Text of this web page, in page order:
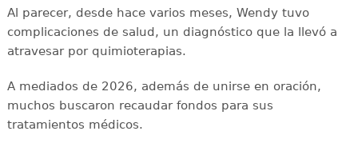
Al parecer, desde hace varios meses, Wendy tuvo
complicaciones de salud, un diagnóstico que la llevó a
atravesar por quimioterapias.
A mediados de 2026, además de unirse en oración,
muchos buscaron recaudar fondos para sus
tratamientos médicos.